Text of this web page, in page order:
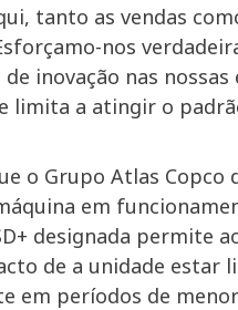
tanto as vendas
nos
inovação nas
limita a atingir o
o Grupo Atlas
em
designada
de a unidade
em períodos de